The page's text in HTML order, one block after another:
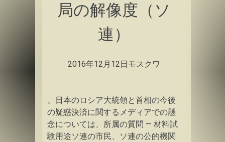
局の解像度（ソ
連）
2016年12月12日モスクワ
、日本のロシア大統領と首相の今後
の疑惑決済に関するメディアでの懸
念については、所属の質問 — 材料試
験用途ソ連の市民、ソ連の公的機関